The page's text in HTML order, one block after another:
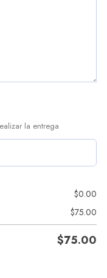
la entrega
$0.00
$75.00
$75.00